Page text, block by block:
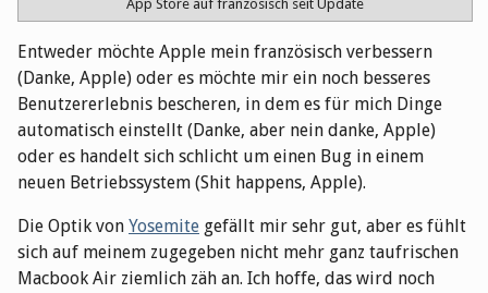
App Store auf französisch seit Update
Entweder möchte Apple mein französisch verbessern
(Danke, Apple) oder es möchte mir ein noch besseres
Benutzererlebnis bescheren, in dem es für mich Dinge
automatisch einstellt (Danke, aber nein danke, Apple)
oder es handelt sich schlicht um einen Bug in einem
neuen Betriebssystem (Shit happens, Apple).
Die Optik von Yosemite gefällt mir sehr gut, aber es fühlt
sich auf meinem zugegeben nicht mehr ganz taufrischen
Macbook Air ziemlich zäh an. Ich hoffe, das wird noch